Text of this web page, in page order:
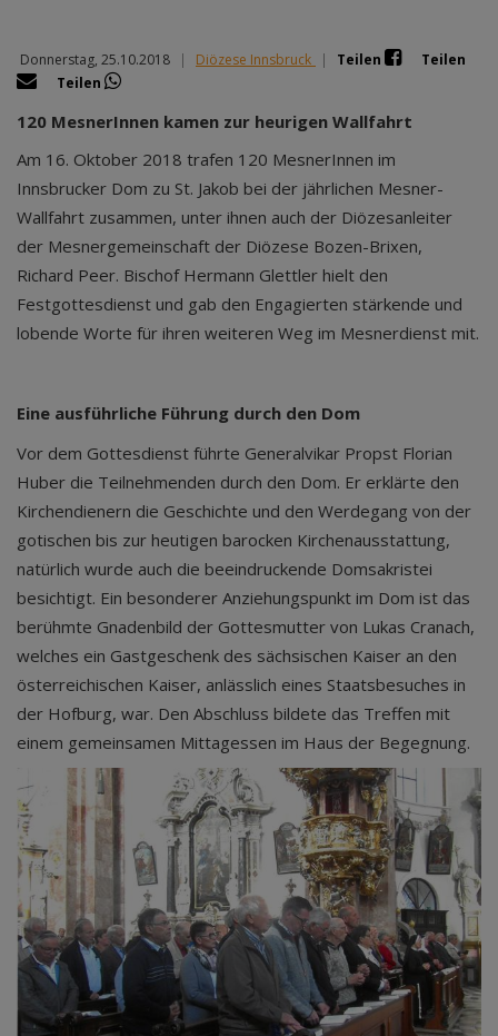
Donnerstag, 25.10.2018 | Diözese Innsbruck | Teilen
Teilen
Teilen
120 MesnerInnen kamen zur heurigen Wallfahrt
Am 16. Oktober 2018 trafen 120 MesnerInnen im
Innsbrucker Dom zu St. Jakob bei der jährlichen Mesner-
Wallfahrt zusammen, unter ihnen auch der Diözesanleiter
der Mesnergemeinschaft der Diözese Bozen-Brixen,
Richard Peer. Bischof Hermann Glettler hielt den
Festgottesdienst und gab den Engagierten stärkende und
lobende Worte für ihren weiteren Weg im Mesnerdienst mit.
Eine ausführliche Führung durch den Dom
Vor dem Gottesdienst führte Generalvikar Propst Florian
Huber die Teilnehmenden durch den Dom. Er erklärte den
Kirchendienern die Geschichte und den Werdegang von der
gotischen bis zur heutigen barocken Kirchenausstattung,
natürlich wurde auch die beeindruckende Domsakristei
besichtigt. Ein besonderer Anziehungspunkt im Dom ist das
berühmte Gnadenbild der Gottesmutter von Lukas Cranach,
welches ein Gastgeschenk des sächsischen Kaiser an den
österreichischen Kaiser, anlässlich eines Staatsbesuches in
der Hofburg, war. Den Abschluss bildete das Treffen mit
einem gemeinsamen Mittagessen im Haus der Begegnung.